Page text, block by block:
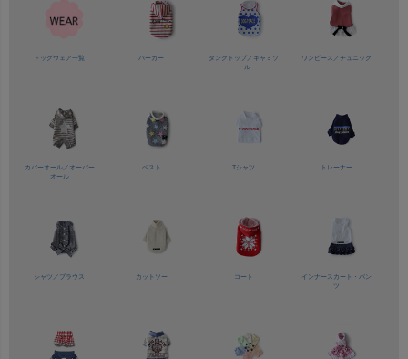
ドッグウェア一覧 パーカー タンクトップ／ キャミソ
ール
ワンピース／チュニック
カバーオール／ オーバー
オール
ベスト Tシャツ トレーナー
シャツ／ ブラウス カットソー コート
インナースカート・パン
ツ